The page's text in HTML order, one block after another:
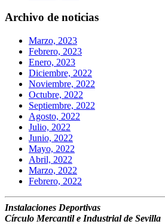
Archivo de noticias
Marzo, 2023
Febrero, 2023
Enero, 2023
Diciembre, 2022
Noviembre, 2022
Octubre, 2022
Septiembre, 2022
Agosto, 2022
Julio, 2022
Junio, 2022
Mayo, 2022
Abril, 2022
Marzo, 2022
Febrero, 2022
Instalaciones Deportivas
Círculo Mercantil e Industrial de Sevilla